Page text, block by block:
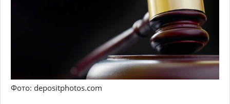
Фото: depositphotos.com